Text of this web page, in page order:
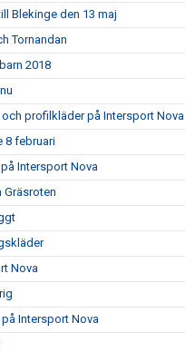
Blekinge den 13 maj
Tornandan
2018
profilkläder på Intersport Nova
8 februari
Intersport Nova
Gräsroten
Nova
Intersport Nova